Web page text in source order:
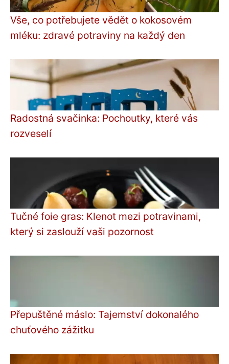
Vše, co potřebujete vědět o kokosovém
mléku: zdravé potraviny na každý den
Radostná svačinka: Pochoutky, které vás
rozveselí
Tučné foie gras: Klenot mezi potravinami,
který si zaslouží vaši pozornost
Přepuštěné máslo: Tajemství dokonalého
chuťového zážitku